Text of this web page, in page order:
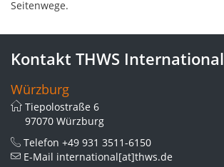
Seitenwege.
Kontakt THWS International
Würzburg
Tiepolostraße 6
97070 Würzburg
Telefon +49 931 3511-6150
E-Mail international[at]thws.de